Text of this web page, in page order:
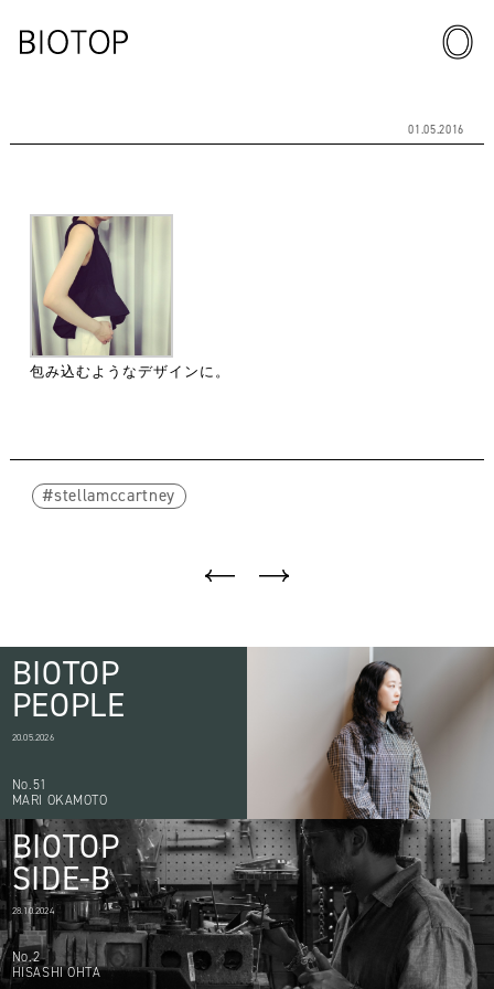
01.05.2016
包み込むようなデザインに。
stellamccartney
BIOTOP
PEOPLE
20.05.2026
No.51
MARI OKAMOTO
BIOTOP
SIDE-B
28.10.2024
No.2
HISASHI OHTA